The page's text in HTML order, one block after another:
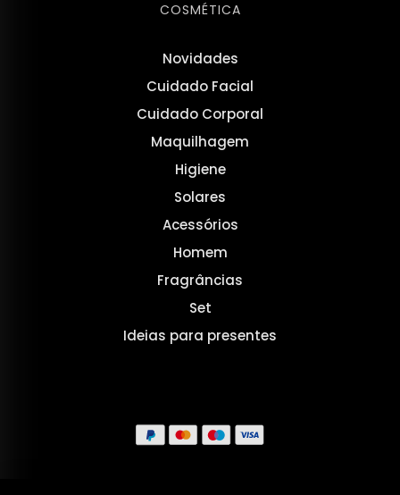
COSMÉTICA
Novidades
Cuidado Facial
Cuidado Corporal
Maquilhagem
Higiene
Solares
Acessórios
Homem
Fragrâncias
Set
Ideias para presentes